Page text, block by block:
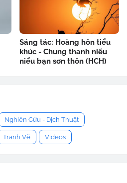
Sáng tác: Hoàng hôn tiểu
khúc - Chung thanh niểu
niểu bạn sơn thôn (HCH)
Nghiên Cứu - Dịch Thuật
Tranh Vẽ Videos